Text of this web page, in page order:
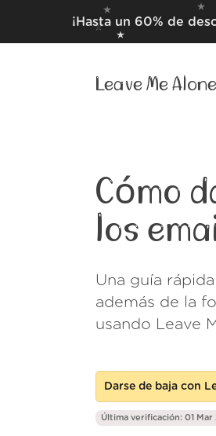
¡Hasta un 60% de
Leave Me Alone
Cómo
los
Una guía
además de la
usando Leave
Darse de baja con
Última verificación: 01 Mar